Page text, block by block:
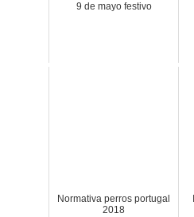
9 de mayo festivo
Normativa perros portugal
2018